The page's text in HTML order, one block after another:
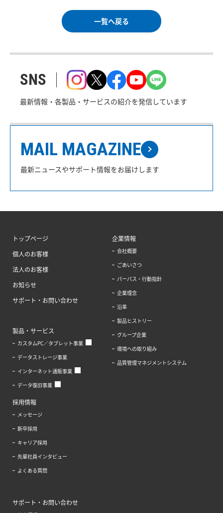
一覧へ戻る
SNS
最新情報・各製品・サービスの紹介を発信しています
MAIL MAGAZINE
最新ニュースやサポート情報をお届けします
トップページ
個人のお客様
法人のお客様
お知らせ
サポート・お問い合わせ
製品・サービス
カスタムPC／タブレット事業
データストレージ事業
インターネット通販事業
データ復旧事業
企業情報
会社概要
ごあいさつ
パーパス・行動指針
企業理念
沿革
製品ヒストリー
グループ企業
環境への取り組み
品質管理マネジメントシステム
採用情報
メッセージ
新卒採用
キャリア採用
先輩社員インタビュー
よくある質問
サポート・お問い合わせ